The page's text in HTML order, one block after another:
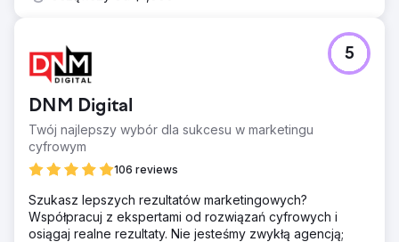
DNM Digital
Twój najlepszy wybór dla sukcesu w marketingu
cyfrowym
106 reviews
5
Szukasz lepszych rezultatów marketingowych?
Współpracuj z ekspertami od rozwiązań cyfrowych i
osiągaj realne rezultaty. Nie jesteśmy zwykłą agencją;